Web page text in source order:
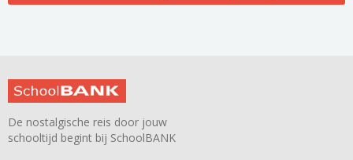
De nostalgische reis door jouw
schooltijd begint bij SchoolBANK